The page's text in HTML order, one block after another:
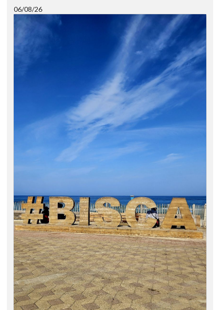
06/08/26